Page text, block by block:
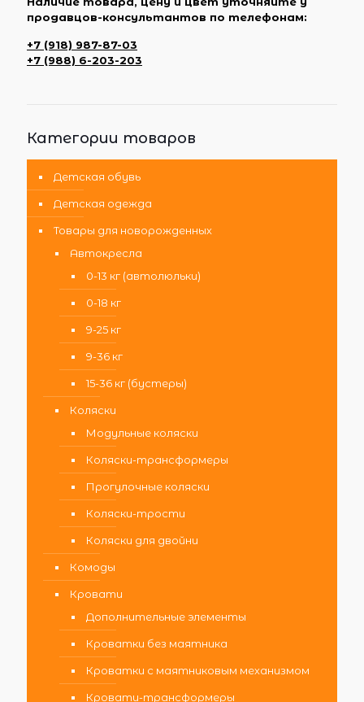
продавцов-консультантов по телефонам:
+7 (918) 987-87-03
+7 (988) 6-203-203
Категории товаров
Детская обувь
Детская одежда
Товары для новорожденных
Автокресла
0-13 кг (автолюльки)
0-18 кг
9-25 кг
9-36 кг
15-36 кг (бустеры)
Коляски
Модульные коляски
Коляски-трансформеры
Прогулочные коляски
Коляски-трости
Коляски для двойни
Комоды
Кровати
Дополнительные элементы
Кроватки без маятника
Кроватки с маятниковым механизмом
Кровати-трансформеры